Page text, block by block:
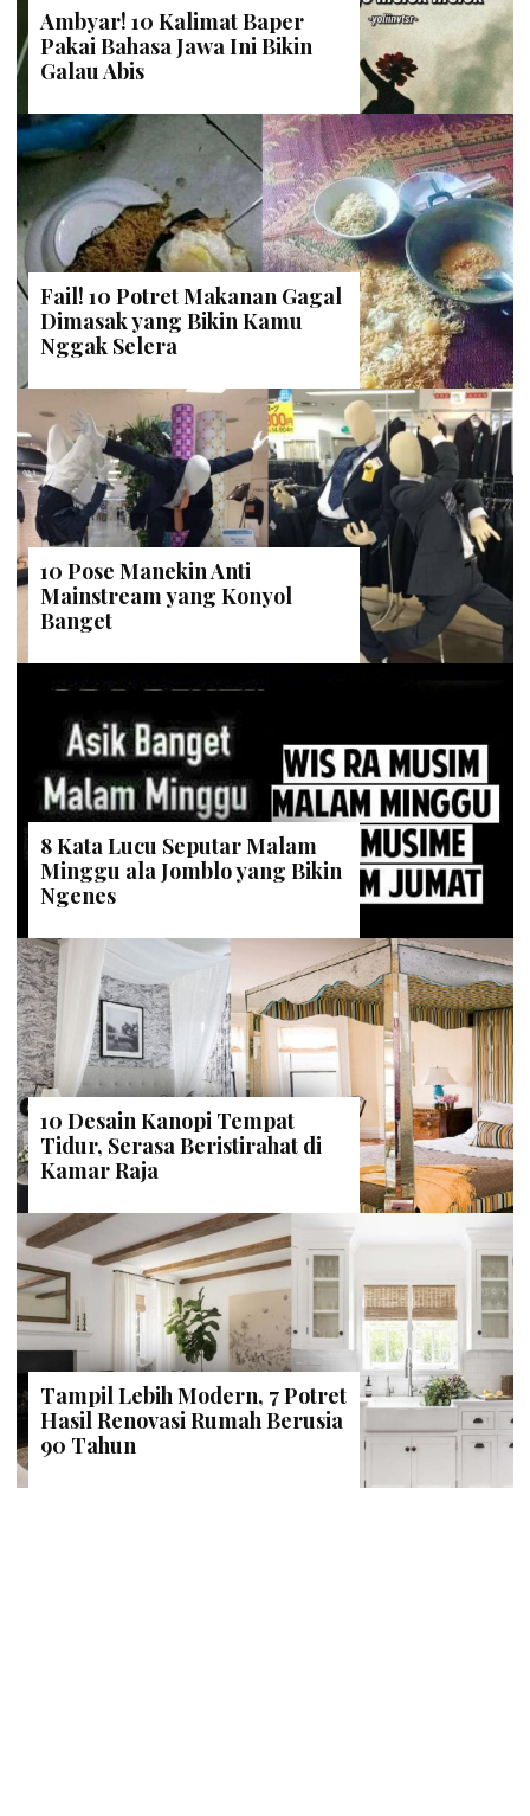
Ambyar! 10 Kalimat Baper
Pakai Bahasa Jawa Ini Bikin
Galau Abis
Fail! 10 Potret Makanan Gagal
Dimasak yang Bikin Kamu
Nggak Selera
10 Pose Manekin Anti
Mainstream yang Konyol
Banget
8 Kata Lucu Seputar Malam
Minggu ala Jomblo yang Bikin
Ngenes
10 Desain Kanopi Tempat
Tidur, Serasa Beristirahat di
Kamar Raja
Tampil Lebih Modern, 7 Potret
Hasil Renovasi Rumah Berusia
90 Tahun